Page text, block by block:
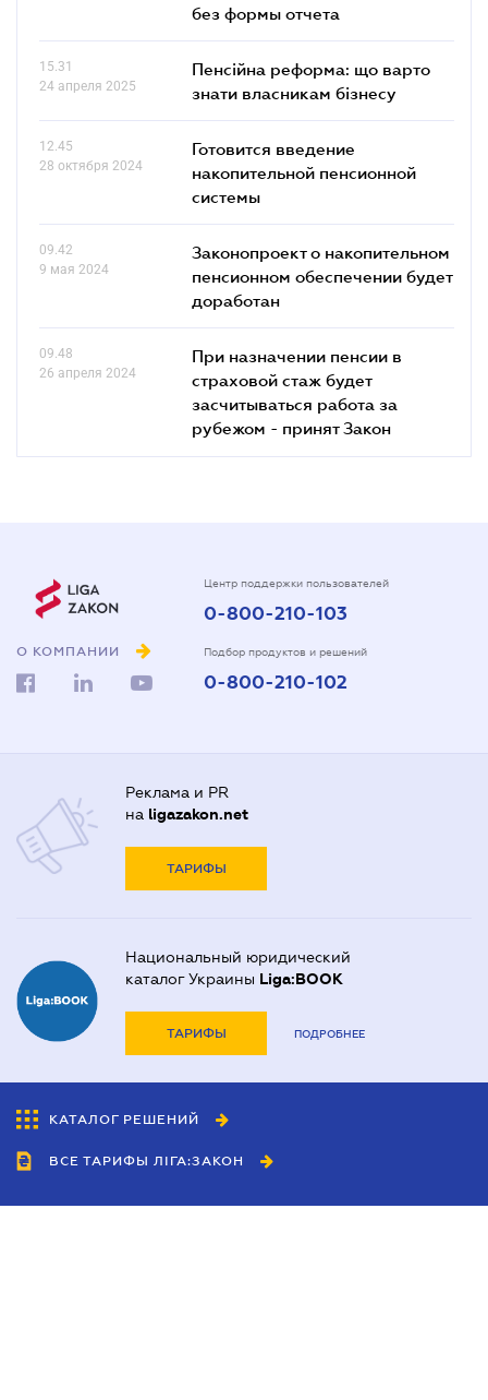
без формы отчета
15.31
24 апреля 2025
Пенсійна реформа: що варто
знати власникам бізнесу
12.45
28 октября 2024
Готовится введение
накопительной пенсионной
системы
09.42
9 мая 2024
Законопроект о накопительном
пенсионном обеспечении будет
доработан
09.48
26 апреля 2024
При назначении пенсии в
страховой стаж будет
засчитываться работа за
рубежом - принят Закон
О КОМПАНИИ
Центр поддержки пользователей
0-800-210-103
Подбор продуктов и решений
0-800-210-102
Реклама и PR
на ligazakon.net
ТАРИФЫ
Национальный юридический
каталог Украины Liga:BOOK
ТАРИФЫ ПОДРОБНЕЕ
КАТАЛОГ РЕШЕНИЙ
ВСЕ ТАРИФЫ ЛІГА:ЗАКОН